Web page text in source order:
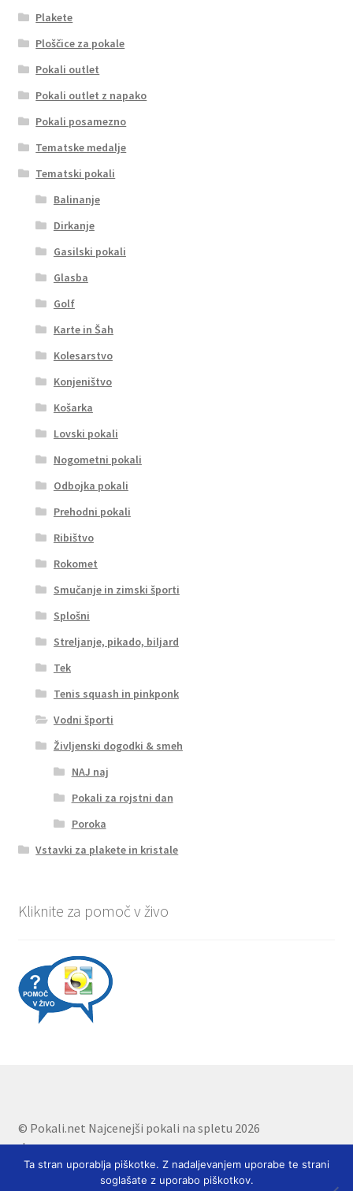
Plakete
Ploščice za pokale
Pokali outlet
Pokali outlet z napako
Pokali posamezno
Tematske medalje
Tematski pokali
Balinanje
Dirkanje
Gasilski pokali
Glasba
Golf
Karte in Šah
Kolesarstvo
Konjeništvo
Košarka
Lovski pokali
Nogometni pokali
Odbojka pokali
Prehodni pokali
Ribištvo
Rokomet
Smučanje in zimski športi
Splošni
Streljanje, pikado, biljard
Tek
Tenis squash in pinkponk
Vodni športi
Življenski dogodki & smeh
NAJ naj
Pokali za rojstni dan
Poroka
Vstavki za plakete in kristale
Kliknite za pomoč v živo
© Pokali.net Najcenejši pokali na spletu 2026
.
Ta stran uporablja piškotke. Z nadaljevanjem uporabe te strani
soglašate z uporabo piškotkov.